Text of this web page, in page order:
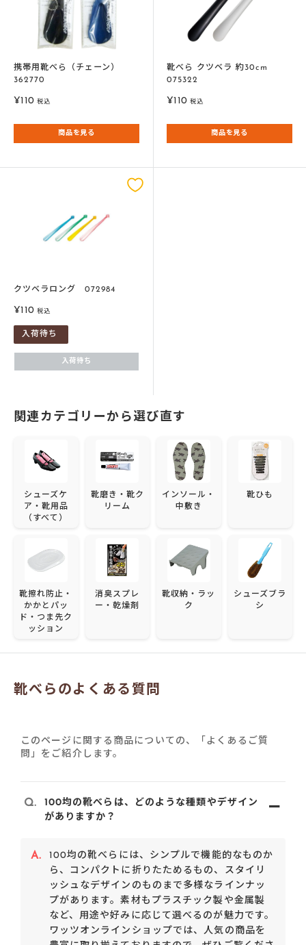
携帯用靴べら（チェーン）
362770
販
価
¥110 税込
商品を見る
靴べら クツベラ 約30cm
075322
販
価
¥110 税込
商品を見る
クツベラロング 072984
販
売
価
¥110 税込
入荷待ち
入荷待ち
関連カテゴリーから選び直す
シューズケ
ア・靴用品
（すべて）
靴磨き・靴ク
リーム
インソール・
中敷き
靴ひも
靴擦れ防止・
かかとパッ
ド・つま先ク
ッション
消臭スプレ
ー・乾燥剤
靴収納・ラッ
ク
シューズブラ
シ
靴べらのよくある質問
このページに関する商品についての、「よくあるご質
問」をご紹介します。
Q.
100均の靴べらは、どのような種類やデザイン
がありますか？
A.
100均の靴べらには、シンプルで機能的なものか
ら、コンパクトに折りたためるもの、スタイリ
ッシュなデザインのものまで多様なラインナッ
プがあります。素材もプラスチック製や金属製
など、用途や好みに応じて選べるのが魅力です。
ワッツオンラインショップでは、人気の商品を